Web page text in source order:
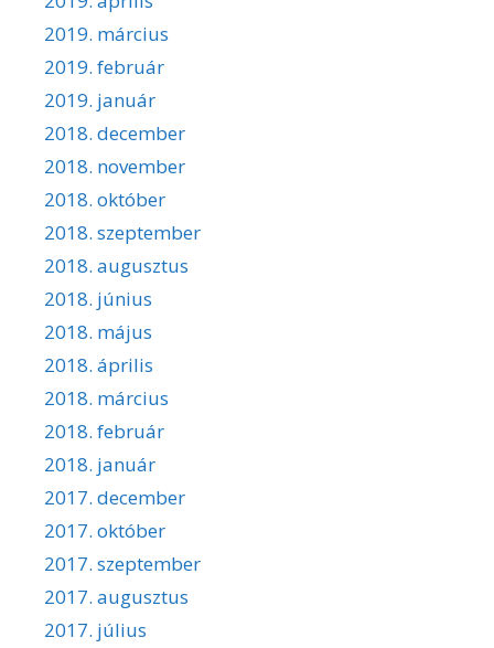
2019. március
2019. február
2019. január
2018. december
2018. november
2018. október
2018. szeptember
2018. augusztus
2018. június
2018. május
2018. április
2018. március
2018. február
2018. január
2017. december
2017. október
2017. szeptember
2017. augusztus
2017. július